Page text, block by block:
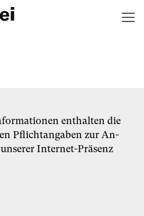
ent­hal­ten die
Pflicht­an­ga­ben zur An­
In­ter­net-Prä­senz